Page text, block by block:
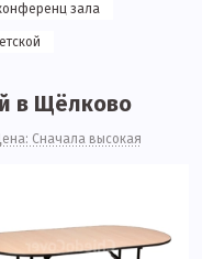
зала
в Щёлково
Сначала высокая